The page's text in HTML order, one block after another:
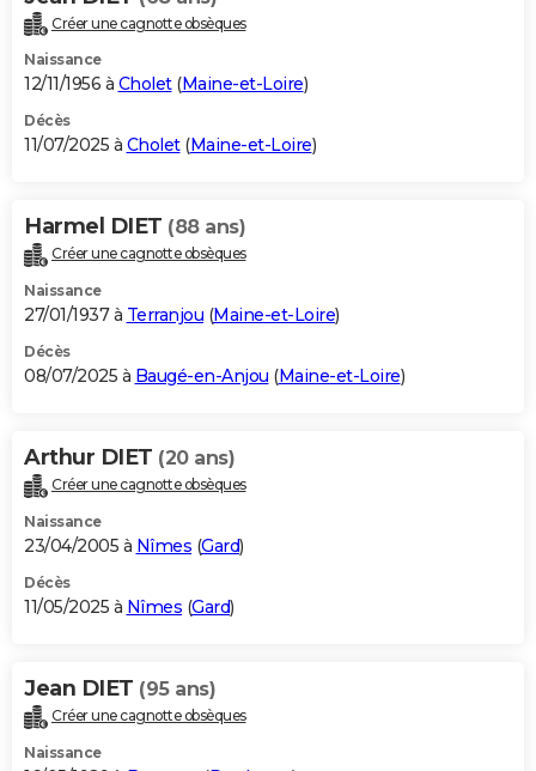
Créer une cagnotte obsèques
Naissance
12/11/1956 à Cholet(Maine-et-Loire)
Décès
11/07/2025 à Cholet(Maine-et-Loire)
Harmel DIET (88 ans)
Créer une cagnotte obsèques
Naissance
27/01/1937 à Terranjou (Maine-et-Loire)
Décès
08/07/2025 à Baugé-en-Anjou (Maine-et-Loire)
Arthur DIET (20 ans)
Créer une cagnotte obsèques
Naissance
23/04/2005 à Nîmes (Gard)
Décès
11/05/2025 à Nîmes (Gard)
Jean DIET (95 ans)
Créer une cagnotte obsèques
Naissance